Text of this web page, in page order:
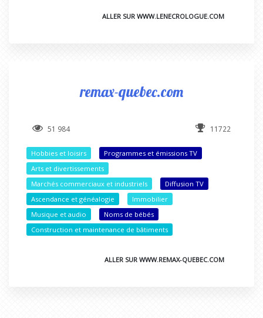
ALLER SUR WWW.LENECROLOGUE.COM
remax-quebec.com
51 984 11722
Hobbies et loisirs
Programmes et émissions TV
Arts et divertissements
Marchés commerciaux et industriels
Diffusion TV
Ascendance et généalogie
Immobilier
Musique et audio
Noms de bébés
Construction et maintenance de bâtiments
ALLER SUR WWW.REMAX-QUEBEC.COM